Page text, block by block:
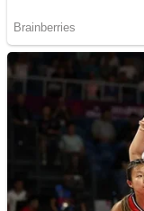
Redaksi
No Result